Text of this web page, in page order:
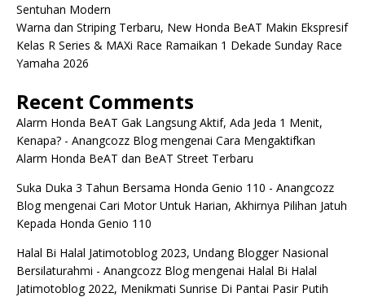
Sentuhan Modern
Warna dan Striping Terbaru, New Honda BeAT Makin Ekspresif
Kelas R Series & MAXi Race Ramaikan 1 Dekade Sunday Race
Yamaha 2026
Recent Comments
Alarm Honda BeAT Gak Langsung Aktif, Ada Jeda 1 Menit,
Kenapa? - Anangcozz Blogmengenai Cara Mengaktifkan
Alarm Honda BeAT dan BeAT Street Terbaru
Suka Duka 3 Tahun Bersama Honda Genio 110 - Anangcozz
Blogmengenai Cari Motor Untuk Harian, Akhirnya Pilihan Jatuh
Kepada Honda Genio 110
Halal Bi Halal Jatimotoblog 2023, Undang Blogger Nasional
Bersilaturahmi - Anangcozz Blogmengenai Halal Bi Halal
Jatimotoblog 2022, Menikmati Sunrise Di Pantai Pasir Putih